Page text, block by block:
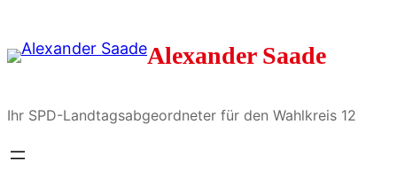
Inhalt
springen
Alexander Saade
Ihr SPD-Landtagsabgeordneter für den Wahlkreis 12